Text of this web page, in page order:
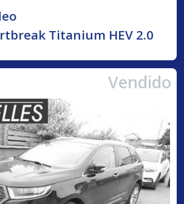
Titanium HEV 2.0
Vendido